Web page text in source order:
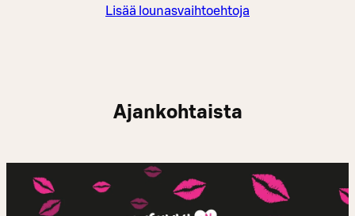
Lisää lounasvaihtoehtoja
Ajankohtaista